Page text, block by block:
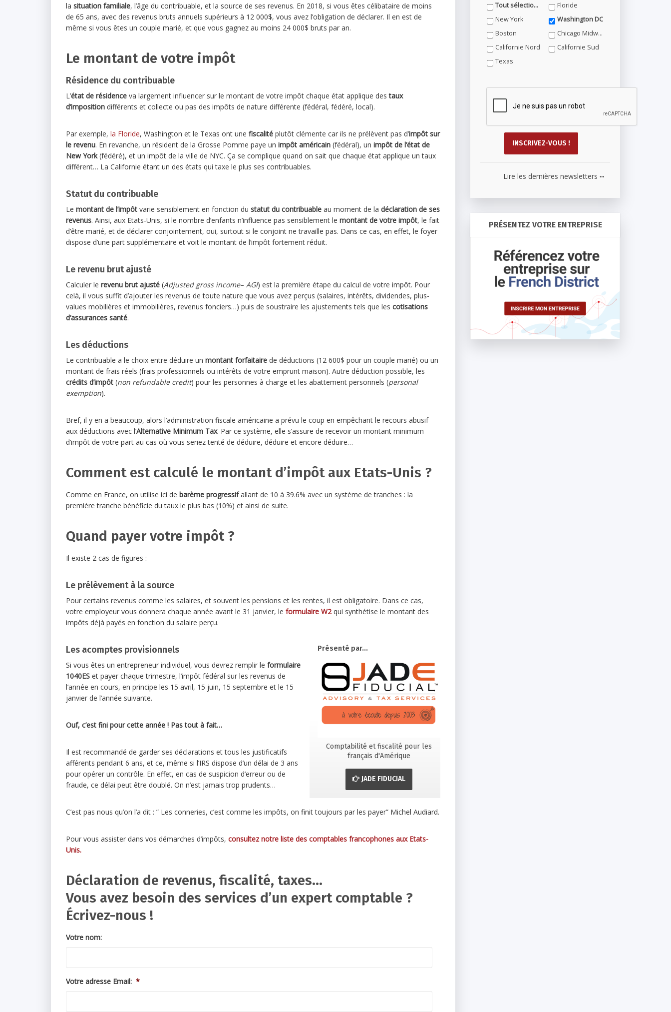
la situation familiale, l’âge du contribuable, et la source de ses revenus. En 2018, si vous êtes célibataire de moins
de 65 ans, avec des revenus bruts annuels supérieurs à 12 000$, vous avez l’obligation de déclarer. Il en est de
même si vous êtes un couple marié, et que vous gagnez au moins 24 000$ bruts par an.
Le montant de votre impôt
Résidence du contribuable
L’état de résidence va largement influencer sur le montant de votre impôt chaque état applique destaux
d’imposition différents et collecte ou pas des impôts de nature différente (fédéral, fédéré, local).
Par exemple, la Floride, Washington et le Texas ont une fiscalité plutôt clémente car ils ne prélèvent pas d’impôt sur
le revenu. En revanche, un résident de la Grosse Pomme paye un impôt américain (fédéral), un impôt de l’état de
New York(fédéré), et un impôt de la ville de NYC. Ça se complique quand on sait que chaque état applique un taux
différent… La Californie étant un des états qui taxe le plus ses contribuables.
Statut du contribuable
Le montant de l’impôt varie sensiblement en fonction du statut du contribuable au moment de la déclaration de ses
revenus. Ainsi, aux Etats-Unis, si le nombre d’enfants n’influence pas sensiblement le montant de votre impôt, le fait
d’être marié, et de déclarer conjointement, oui, surtout si le conjoint ne travaille pas. Dans ce cas, en effet, le foyer
dispose d’une part supplémentaire et voit le montant de l‘impôt fortement réduit.
Le revenu brut ajusté
Calculer le revenu brut ajusté (Adjusted gross income– AGI) est la première étape du calcul de votre impôt. Pour
celà, il vous suffit d’ajouter les revenus de toute nature que vous avez perçus (salaires, intérêts, dividendes, plus-
values mobilières et immobilières, revenus fonciers…) puis de soustraire les ajustements tels que les cotisations
d’assurances santé.
Les déductions
Le contribuable a le choix entre déduire un montant forfaitaire de déductions (12 600$ pour un couple marié) ou un
montant de frais réels (frais professionnels ou intérêts de votre emprunt maison). Autre déduction possible, les
crédits d’impôt (non refundable credit) pour les personnes à charge et les abattement personnels (personal
exemption).
Bref, il y en a beaucoup, alors l’administration fiscale américaine a prévu le coup en empêchant le recours abusif
aux déductions avec l’Alternative Minimum Tax. Par ce système, elle s’assure de recevoir un montant minimum
d’impôt de votre part au cas où vous seriez tenté de déduire, déduire et encore déduire…
Comment est calculé le montant d’impôt aux Etats-Unis ?
Comme en France, on utilise ici de barème progressifallant de 10 à 39.6% avec un système de tranches : la
première tranche bénéficie du taux le plus bas (10%) et ainsi de suite.
Quand payer votre impôt ?
Il existe 2 cas de figures :
Le prélèvement à la source
Pour certains revenus comme les salaires, et souvent les pensions et les rentes, il est obligatoire. Dans ce cas,
votre employeur vous donnera chaque année avant le 31 janvier, le formulaire W2qui synthétise le montant des
impôts déjà payés en fonction du salaire perçu.
Les acomptes provisionnels Présenté par...
Comptabilité et fiscalité pour les
français d'Amérique
JADE FIDUCIAL
Si vous êtes un entrepreneur individuel, vous devrez remplir le formulaire
1040ES et payer chaque trimestre, l’impôt fédéral sur les revenus de
l’année en cours, en principe les 15 avril, 15 juin, 15 septembre et le 15
janvier de l’année suivante.
Ouf, c’est fini pour cette année ! Pas tout à fait…
Il est recommandé de garder ses déclarations et tous les justificatifs
afférents pendant 6 ans, et ce, même si l’IRS dispose d’un délai de 3 ans
pour opérer un contrôle. En effet, en cas de suspicion d’erreur ou de
fraude, ce délai peut être doublé. On n’est jamais trop prudents…
C’est pas nous qu’on l’a dit : ” Les conneries, c’est comme les impôts, on finit toujours par les payer” Michel Audiard.
Pour vous assister dans vos démarches d’impôts, consultez notre liste des comptables francophones aux Etats-
Unis.
Déclaration de revenus, fiscalité, taxes…
Vous avez besoin des services d’un expert comptable ?
Écrivez-nous !
Votre nom:
Votre adresse Email: *
Tout sélectionner
Floride
New York
Washington DC
Boston
Chicago Midwest
Californie Nord
Californie Sud
Texas
Lire les dernières newsletters ...
PRÉSENTEZ VOTRE ENTREPRISE